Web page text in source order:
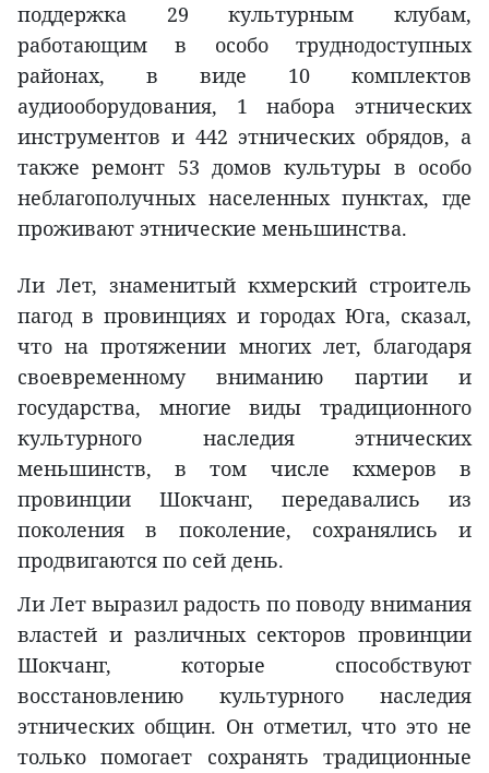
поддержка 29 культурным клубам,
работающим в особо труднодоступных
районах, в виде 10 комплектов
аудиооборудования, 1 набора этнических
инструментов и 442 этнических обрядов, а
также ремонт 53 домов культуры в особо
неблагополучных населенных пунктах, где
проживают этнические меньшинства.
Ли Лет, знаменитый кхмерский строитель
пагод в провинциях и городах Юга, сказал,
что на протяжении многих лет, благодаря
своевременному вниманию партии и
государства, многие виды традиционного
культурного наследия этнических
меньшинств, в том числе кхмеров в
провинции Шокчанг, передавались из
поколения в поколение, сохранялись и
продвигаются по сей день.
Ли Лет выразил радость по поводу внимания
властей и различных секторов провинции
Шокчанг, которые способствуют
восстановлению культурного наследия
этнических общин. Он отметил, что это не
только помогает сохранять традиционные